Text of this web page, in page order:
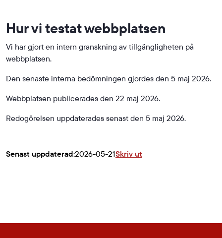
Hur vi testat webbplatsen
Vi har gjort en intern granskning av tillgängligheten på
webbplatsen.
Den senaste interna bedömningen gjordes den 5 maj 2026.
Webbplatsen publicerades den 22 maj 2026.
Redogörelsen uppdaterades senast den 5 maj 2026.
Senast uppdaterad:2026-05-21Skriv ut